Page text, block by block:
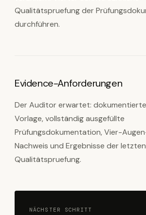
Qualitätspruefung der
durchführen.
Evidence-Anforderungen
Der Auditor erwartet:
Vorlage, vollständig ausgefüllte
Prüfungsdokumentation, Vier-
Nachweis und Ergebnisse der letzten
Qualitätspruefung.
NÄCHSTER SCHRITT